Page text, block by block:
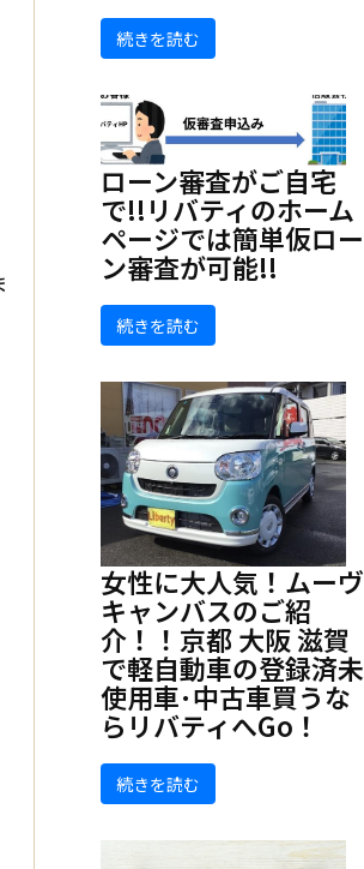
続きを読む
ローン審査がご自宅
で!!リバティのホーム
ページでは簡単仮ロー
ン審査が可能!!
続きを読む
女性に大人気！ムーヴ
キャンバスのご紹
介！！京都 大阪 滋賀
で軽自動車の登録済未
使用車･中古車買うな
らリバティへGo！
続きを読む